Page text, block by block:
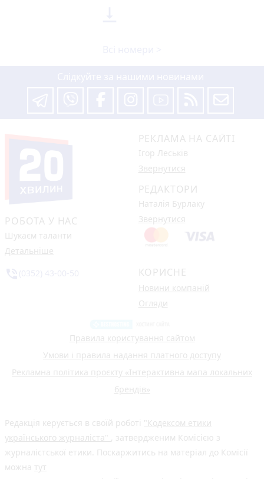
РОБОТА У НАС
Шукаєм таланти
Детальніше
РЕКЛАМА НА САЙТІ
Ігор Леськів
Звернутися
РЕДАКТОРИ
Наталія Бурлаку
Звернутися
КОРИСНЕ
Новини компаній
Огляди
Правила користування сайтом
Умови і правила надання платного доступу
Рекламна політика проєкту «Інтерактивна мапа локальних
брендів»
Редакція керується в своїй роботі "Кодексом етики
українського журналіста" , затвердженим Комісією з
журналістської етики. Поскаржитись на матеріал до Комісії
можна тут